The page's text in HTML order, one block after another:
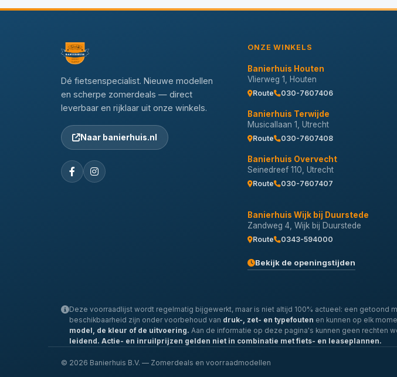
Dé fietsenspecialist. Nieuwe modellen
en scherpe zomerdeals — direct
leverbaar en rijklaar uit onze winkels.
Naar banierhuis.nl
ONZE WINKELS
Banierhuis Houten
Vlierweg 1, Houten
Route 030-7607406
Banierhuis Terwijde
Musicallaan 1, Utrecht
Route 030-7607408
Banierhuis Overvecht
Seinedreef 110, Utrecht
Route 030-7607407
Banierhuis Wijk bij Duurstede
Zandweg 4, Wijk bij Duurstede
Route 0343-594000
Bekijk de openingstijden
Deze voorraadlijst wordt regelmatig bijgewerkt, maar is niet altijd 100% actueel: een
beschikbaarheid zijn onder voorbehoud van druk-, zet- en typefouten en kunnen op elk
model, de kleur of de uitvoering. Aan de informatie op deze pagina's kunnen geen rechten
leidend. Actie- en inruilprijzen gelden niet in combinatie met fiets- en leaseplannen.
© 2026 Banierhuis B.V. — Zomerdeals en voorraadmodellen